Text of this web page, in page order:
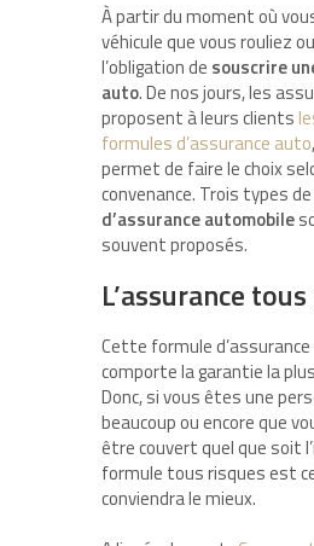
À partir du moment où
véhicule que vous rouliez
l’obligation de souscrire
auto. De nos jours, les
proposent à leurs clients
formules d’assurance auto
permet de faire le choix
convenance. Trois types de
d’assurance automobile
souvent proposés.
L’assurance
Cette formule
comporte la garantie la
Donc, si vous êtes une
beaucoup ou encore que
être couvert quel que soit
formule tous risques est
conviendra le mieux.